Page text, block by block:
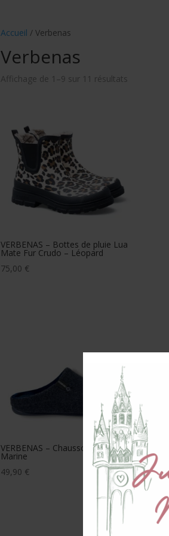
Accueil / Verbenas
Verbenas
Affichage de 1–9 sur 11 résultats
VERBENAS – Bottes de pluie Lua
Mate Fur Crudo – Léopard
75,00 €
VERBENAS – Chaussons Earth –
Marine
49,90 €